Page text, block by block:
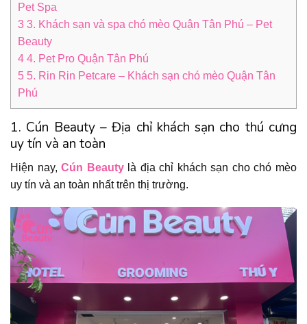
Pet Spa
3 3. Khách sạn và spa chó mèo Quận Tân Phú – Pet
Beauty
4 4. Pet Pro Quận Tân Phú
5 5. Rin Rin Petcare – Khách sạn chó mèo Quận Tân
Phú
1. Cún Beauty – Địa chỉ khách sạn cho thú cưng
uy tín và an toàn
Hiện nay,Cún Beauty là địa chỉ khách sạn cho chó mèo
uy tín và an toàn nhất trên thị trường.